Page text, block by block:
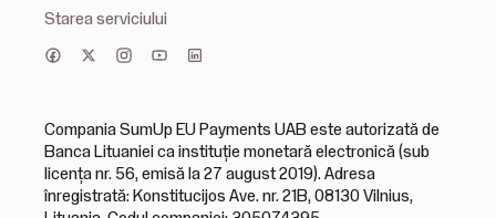
Starea serviciului
Compania SumUp EU Payments UAB este autorizată de
Banca Lituaniei ca instituție monetară electronică (sub
licența nr. 56, emisă la 27 august 2019). Adresa
înregistrată: Konstitucijos Ave. nr. 21B, 08130 Vilnius,